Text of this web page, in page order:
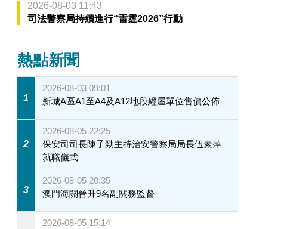
2026-08-03 11:43
司法警察局持續進行“雷霆2026”行動
熱點新聞
1
2026-08-03 09:01
新城A區A1至A4及A12地段經屋單位售價公佈
2
2026-08-05 22:25
保安司司長陳子勁主持治安警察局局長伍素萍
就職儀式
3
2026-08-05 20:35
澳門海關晉升9名副關務監督
2026-08-05 15:14